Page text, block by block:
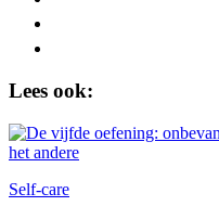
Lees ook:
Self-care